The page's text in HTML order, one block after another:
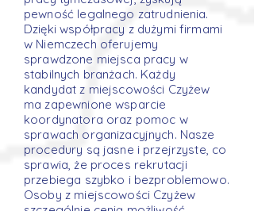
pewność legalnego zatrudnienia.
Dzięki współpracy z dużymi firmami
w Niemczech oferujemy
sprawdzone miejsca pracy w
stabilnych branżach. Każdy
kandydat z miejscowości Czyżew
ma zapewnione wsparcie
koordynatora oraz pomoc w
sprawach organizacyjnych. Nasze
procedury są jasne i przejrzyste, co
sprawia, że proces rekrutacji
przebiega szybko i bezproblemowo.
Osoby z miejscowości Czyżew